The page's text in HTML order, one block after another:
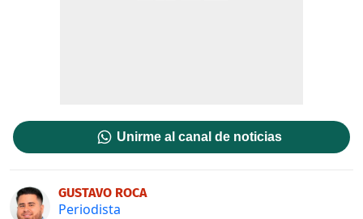
Unirme al canal de noticias
GUSTAVO ROCA
Periodista